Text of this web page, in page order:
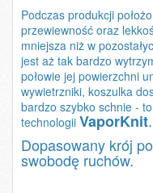
Podczas produkcji
przewiewność oraz
mniejsza niż w
jest aż tak bardzo
połowie jej powierzchni
wywietrzniki, koszulka
bardzo szybko schnie -
technologii VaporKnit.
Dopasowany krój
swobodę ruchów.